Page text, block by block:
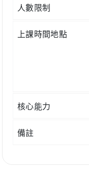
人數限制
上課時間地點
核心能力
備註